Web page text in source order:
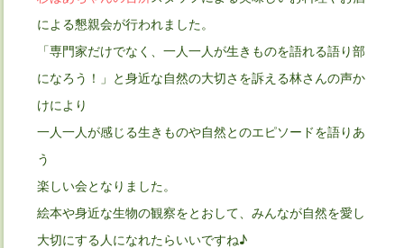
による懇親会が行われました。
「専門家だけでなく、一人一人が生きものを語れる語り部
になろう！」と身近な自然の大切さを訴える林さんの声か
けにより
一人一人が感じる生きものや自然とのエピソードを語りあ
う
楽しい会となりました。
絵本や身近な生物の観察をとおして、みんなが自然を愛し
大切にする人になれたらいいですね♪